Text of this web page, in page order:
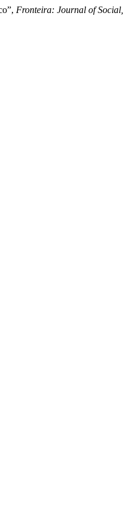
Fronteira: Journal of Social,